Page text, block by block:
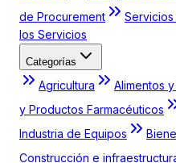
de Procurement
los Servicios
Categorías
Agricultura Alimentos
y Productos Farmacéuticos
Industria de Equipos
Construcción e